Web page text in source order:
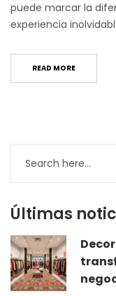
puede marcar la
experiencia
READ MORE
Últimas